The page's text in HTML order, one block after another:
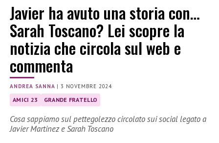
Javier ha avuto una storia con…
Sarah Toscano? Lei scopre la
notizia che circola sul web e
commenta
ANDREA SANNA |3 NOVEMBRE 2024
AMICI 23 GRANDE FRATELLO
Cosa sappiamo sul pettegolezzo circolato sui social legato a
Javier Martinez e Sarah Toscano